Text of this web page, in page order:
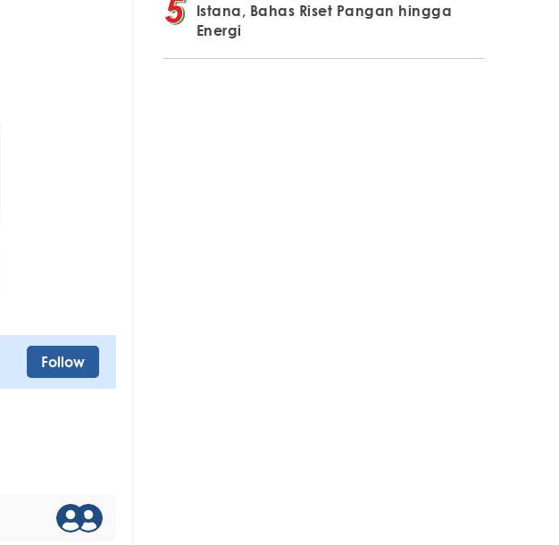
Follow
Istana, Bahas Riset Pangan hingga
Energi